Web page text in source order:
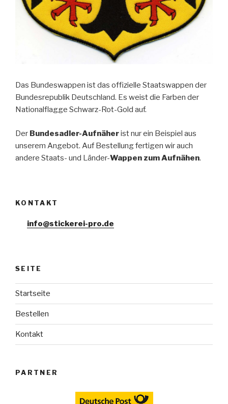
Das Bundeswappen ist das offizielle Staatswappen der
Bundesrepublik Deutschland. Es weist die Farben der
Nationalflagge Schwarz-Rot-Gold auf.
Der Bundesadler-Aufnäherist nur ein Beispiel aus
unserem Angebot. Auf Bestellung fertigen wir auch
andere Staats- und Länder-Wappen zum Aufnähen.
KONTAKT
info@stickerei-pro.de
SEITE
Startseite
Bestellen
Kontakt
PARTNER